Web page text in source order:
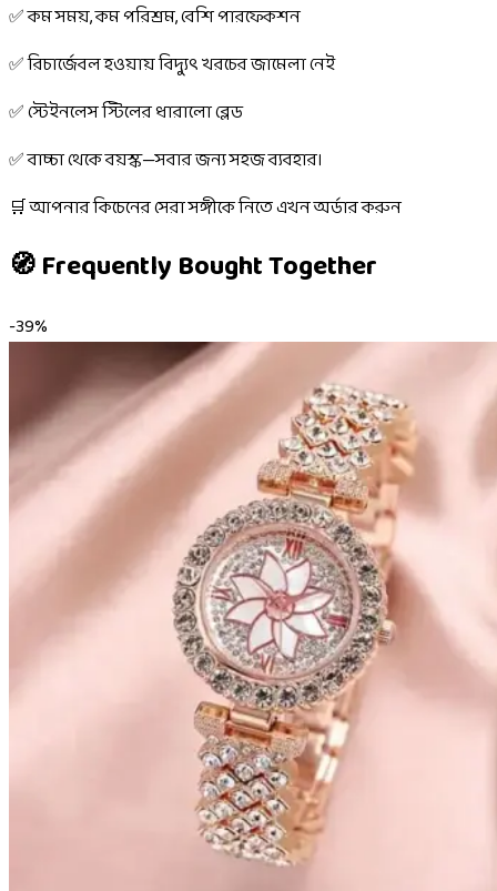
✅ কম সময়, কম পরিশ্রম, বেশি পারফেকশন
✅ রিচার্জেবল হওয়ায় বিদ্যুৎ খরচের জামেলা নেই
✅ স্টেইনলেস স্টিলের ধারালো ব্লেড
✅ বাচ্চা থেকে বয়স্ক—সবার জন্য সহজ ব্যবহার।
🛒 আপনার কিচেনের সেরা সঙ্গীকে নিতে এখন অর্ডার করুন
🧭 Frequently Bought Together
-39%